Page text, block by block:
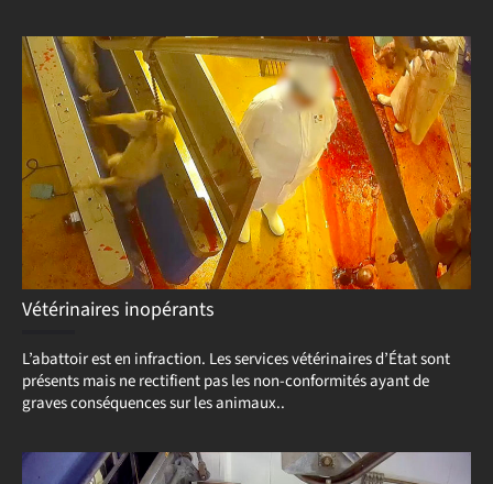
Vétérinaires inopérants
L’abattoir est en infraction. Les services vétérinaires d’État sont
présents mais ne rectifient pas les non-conformités ayant de
graves conséquences sur les animaux..